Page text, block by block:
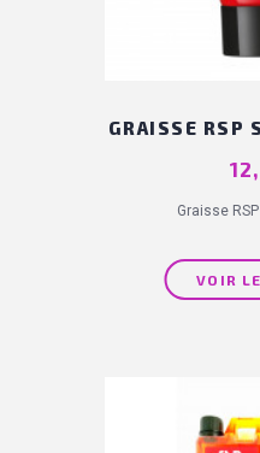
GRAISSE RSP
Graisse
VOIR